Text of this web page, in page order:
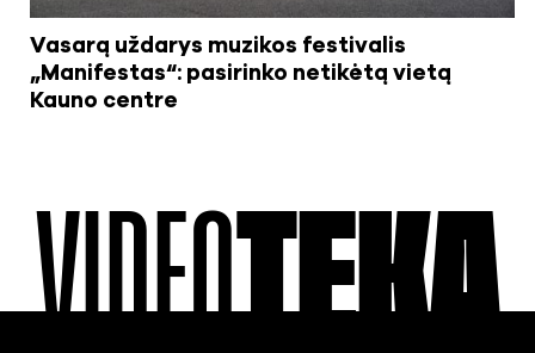
Vasarą uždarys muzikos festivalis
„Manifestas“: pasirinko netikėtą vietą
Kauno centre
VIDEOTEKA